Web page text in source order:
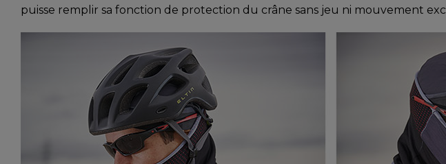
puisse remplir sa fonction de protection du crâne sans jeu ni mouvement